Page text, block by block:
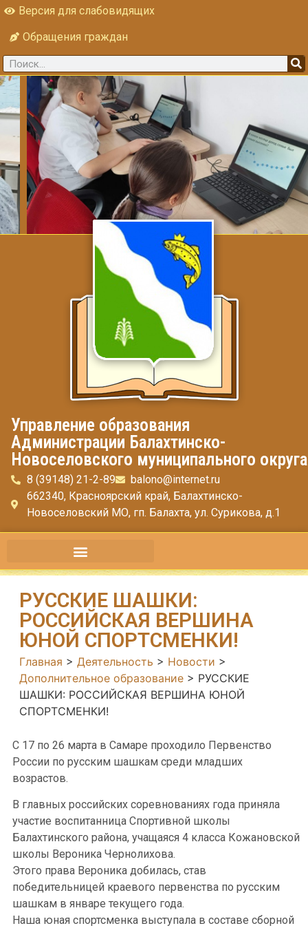
Версия для слабовидящих
Обращения граждан
Управление образования
Администрации Балахтинско-
Новоселовского муниципального округа
8 (39148) 21-2-89
balono@internet.ru
662340, Красноярский край, Балахтинско-
Новоселовский МО, гп. Балахта, ул. Сурикова, д.1
РУССКИЕ ШАШКИ:
РОССИЙСКАЯ ВЕРШИНА
ЮНОЙ СПОРТСМЕНКИ!
Главная > Деятельность > Новости >
Дополнительное образование > РУССКИЕ
ШАШКИ: РОССИЙСКАЯ ВЕРШИНА ЮНОЙ
СПОРТСМЕНКИ!
С 17 по 26 марта в Самаре проходило Первенство
России по русским шашкам среди младших
возрастов.
В главных российских соревнованиях года приняла
участие воспитанница Спортивной школы
Балахтинского района, учащаяся 4 класса Кожановской
школы Вероника Чернолихова.
Этого права Вероника добилась, став
победительницей краевого первенства по русским
шашкам в январе текущего года.
Наша юная спортсменка выступала в составе сборной